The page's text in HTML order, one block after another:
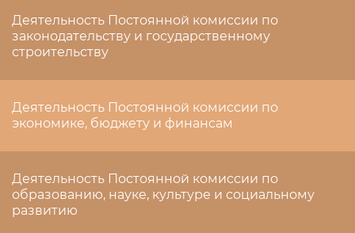
Деятельность Постоянной комиссии по
законодательству и государственному
строительству
Деятельность Постоянной комиссии по
экономике, бюджету и финансам
Деятельность Постоянной комиссии по
образованию, науке, культуре и социальному
развитию